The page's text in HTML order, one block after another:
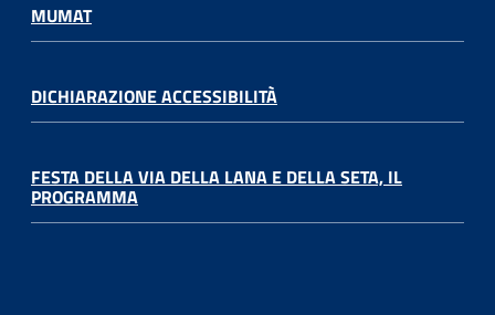
MUMAT
DICHIARAZIONE ACCESSIBILITÀ
FESTA DELLA VIA DELLA LANA E DELLA SETA, IL
PROGRAMMA